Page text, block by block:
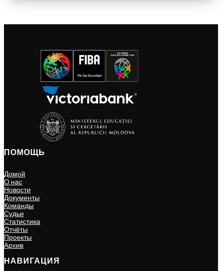
ПОМОЩЬ
Домой
О нас
Новости
Документы
Команды
Судьи
Статистика
Отчёты
Проекты
Архив
НАВИГАЦИЯ